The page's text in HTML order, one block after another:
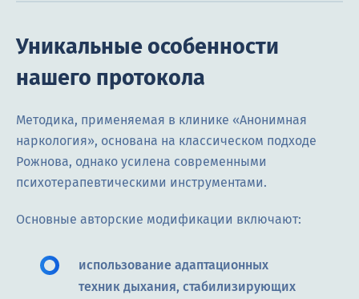
Уникальные особенности
нашего протокола
Методика, применяемая в клинике «Анонимная
наркология», основана на классическом подходе
Рожнова, однако усилена современными
психотерапевтическими инструментами.
Основные авторские модификации включают:
использование адаптационных
техник дыхания, стабилизирующих